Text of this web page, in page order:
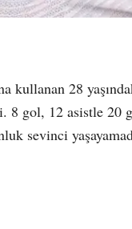
kullanan 28
8 gol, 12 asistle 20
sevinci